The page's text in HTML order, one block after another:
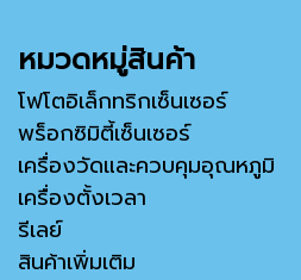
หมวดหมู่สินค้า
โฟโตอิเล็กทริกเซ็นเซอร์
พร็อกซิมิตี้เซ็นเซอร์
เครื่องวัดและควบคุมอุณหภูมิ
เครื่องตั้งเวลา
รีเลย์
สินค้าเพิ่มเติม